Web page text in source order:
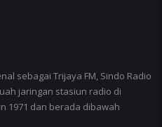
sebagai Trijaya FM, Sindo Radio
jaringan stasiun radio di
1971 dan berada dibawah